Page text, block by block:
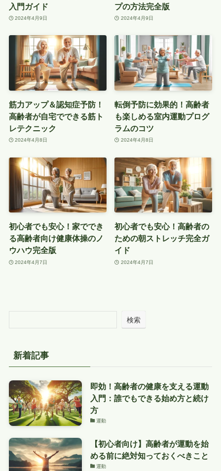
入門ガイド
2024年4月9日
プの方法完全版
2024年4月9日
筋力アップ＆認知症予防！
高齢者が自宅でできる筋ト
レテクニック
2024年4月8日
転倒予防に効果的！高齢者
も楽しめる室内運動プログ
ラムのコツ
2024年4月8日
初心者でも安心！家ででき
る高齢者向け健康体操のノ
ウハウ完全版
2024年4月7日
初心者でも安心！高齢者の
ための朝ストレッチ完全ガ
イド
2024年4月7日
検索
新着記事
即効！高齢者の健康を支える運動
入門：誰でもできる始め方と続け
方
運動
【初心者向け】高齢者が運動を始
める前に絶対知っておくべきこと
運動